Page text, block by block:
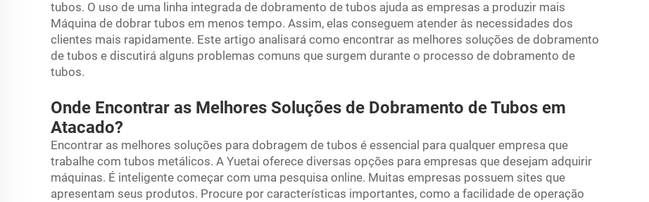
tubos. O uso de uma linha integrada de dobramento de tubos ajuda as empresas a produzir mais
Máquina de dobrar tubos em menos tempo. Assim, elas conseguem atender às necessidades dos
clientes mais rapidamente. Este artigo analisará como encontrar as melhores soluções de dobramento
de tubos e discutirá alguns problemas comuns que surgem durante o processo de dobramento de
tubos.
Onde Encontrar as Melhores Soluções de Dobramento de Tubos em
Atacado?
Encontrar as melhores soluções para dobragem de tubos é essencial para qualquer empresa que
trabalhe com tubos metálicos. A Yuetai oferece diversas opções para empresas que desejam adquirir
máquinas. É inteligente começar com uma pesquisa online. Muitas empresas possuem sites que
apresentam seus produtos. Procure por características importantes, como a facilidade de operação